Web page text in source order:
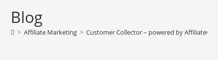
Blog
> Affiliate Marketing > Customer Collector – powered by